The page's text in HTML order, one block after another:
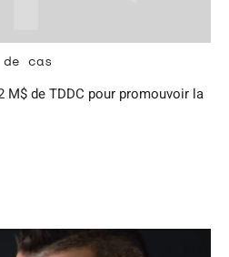
cas
M$ de TDDC pour promouvoir la